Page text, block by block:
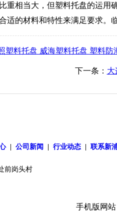
重相当大，但塑料托盘的运
适的材料和特性来满足要求。
塑料托盘 威海塑料托盘 塑料防
下一条： 大
公司新闻 行业动态 联系新
前岗头村
手机版网站